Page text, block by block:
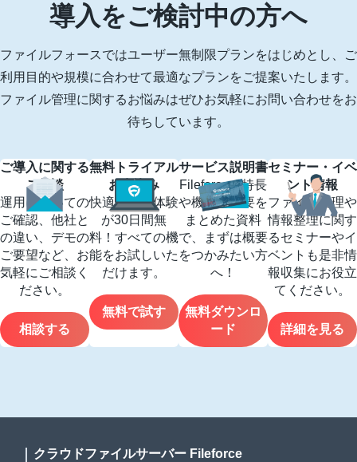
導入をご検討中の方へ
ファイルフォースではユーザー無制限プランをはじめとし、ご
利用目的や規模に合わせて最適なプランをご提案いたします。
ファイル管理に関するお悩みはぜひお気軽にお問い合わせをお
待ちしています。
ご導入に関する
ご相談
運用についての
ご確認、他社と
の違い、デモの
ご要望など、お
気軽にご相談く
ださい。
相談する
無料トライアル
お申込み
快適な操作体験
が30日間無
料！すべての機
能をお試しいた
だけます。
無料で試す
サービス説明書
Fileforceの特長
や機能の概要を
まとめた資料
で、まずは概要
をつかみたい方
へ！
無料ダウンロ
ード
セミナー・イベ
ント情報
ファイル管理や
情報整理に関す
るセミナーやイ
ベントも是非情
報収集にお役立
てください。
詳細を見る
クラウドファイルサーバー Fileforce